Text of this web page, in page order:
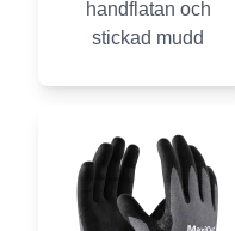
handflatan och
stickad mudd